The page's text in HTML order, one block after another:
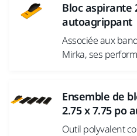
Bloc aspirante
autoagrippant
Associée aux
Mirka, ses
Ensemble de
2.75 x 7.75 po
Outil polyvalent